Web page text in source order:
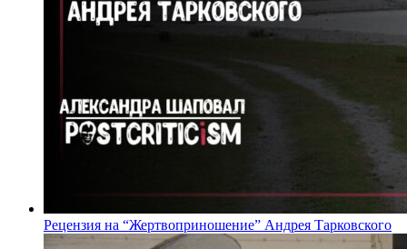
Рецензия на “Жертвоприношение” Андрея Тарковского